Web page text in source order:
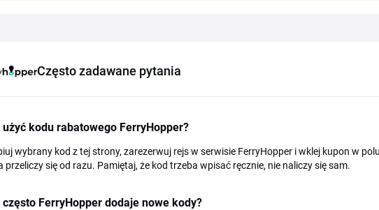
Często zadawane pytania
kodu rabatowego FerryHopper?
wybrany kod z tej strony, zarezerwuj rejs w serwisie FerryHopper i wklej kupon w
przeliczy się od razu. Pamiętaj, że kod trzeba wpisać ręcznie, nie naliczy się sam.
FerryHopper dodaje nowe kody?